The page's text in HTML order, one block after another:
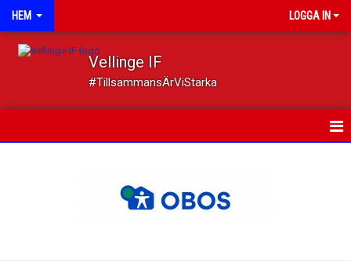
HEM LOGGA IN
Vellinge IF
#TillsammansÄrViStarka